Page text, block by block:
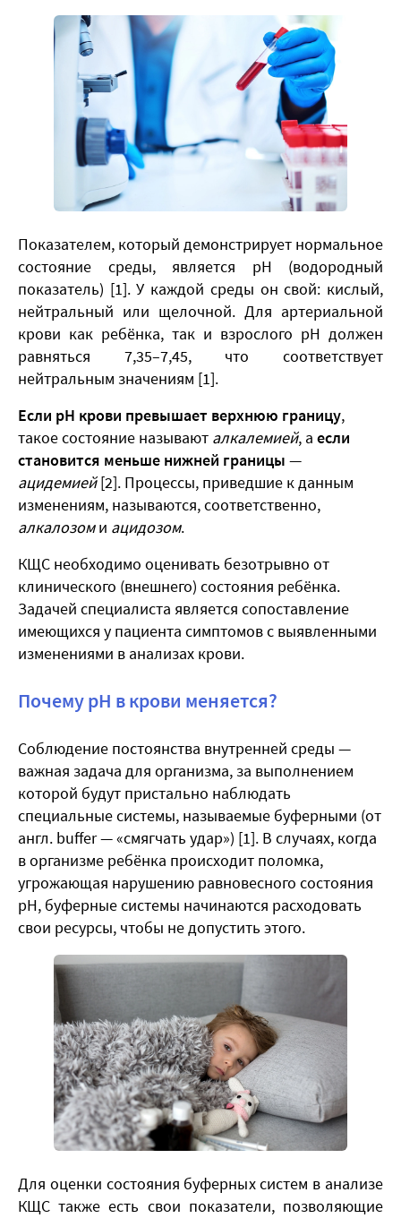
​Показателем, который демонстрирует нормальное
состояние среды, является рН (водородный
показатель) [1]. У каждой среды он свой: кислый,
нейтральный или щелочной. Для артериальной
крови как ребёнка, так и взрослого рН должен
равняться 7,35–7,45, что соответствует
нейтральным значениям [1].
Если рН крови превышает верхнюю границу,
такое состояние называют алкалемией, а если
становится меньше нижней границы —
ацидемией[2]. Процессы, приведшие к данным
изменениям, называются, соответственно,
алкалозоми ацидозом.
КЩС необходимо оценивать безотрывно от
клинического (внешнего) состояния ребёнка.
Задачей специалиста является сопоставление
имеющихся у пациента симптомов с выявленными
изменениями в анализах крови.
Почему рН в крови меняется?
Соблюдение постоянства внутренней среды —
важная задача для организма, за выполнением
которой будут пристально наблюдать
специальные системы, называемые буферными (от
англ. buffer — «смягчать удар») [1]. В случаях, когда
в организме ребёнка происходит поломка,
угрожающая нарушению равновесного состояния
рН, буферные системы начинаются расходовать
свои ресурсы, чтобы не допустить этого.
Для оценки состояния буферных систем в анализе
КЩС также есть свои показатели, позволяющие